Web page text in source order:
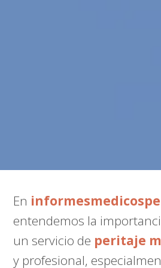
En
entendemos la
un servicio de peritaje
y profesional,